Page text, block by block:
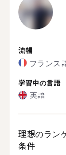
流暢
フランス
学習中の言語
英語
理想のラン
条件